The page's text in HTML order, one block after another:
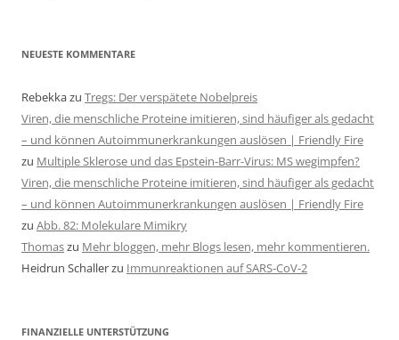
NEUESTE KOMMENTARE
Rebekkazu Tregs: Der verspätete Nobelpreis
Viren, die menschliche Proteine imitieren, sind häufiger als gedacht
– und können Autoimmunerkrankungen auslösen | Friendly Fire
zu Multiple Sklerose und das Epstein-Barr-Virus: MS wegimpfen?
Viren, die menschliche Proteine imitieren, sind häufiger als gedacht
– und können Autoimmunerkrankungen auslösen | Friendly Fire
zu Abb. 82: Molekulare Mimikry
Thomaszu Mehr bloggen, mehr Blogs lesen, mehr kommentieren.
Heidrun Schallerzu Immunreaktionen auf SARS-CoV-2
FINANZIELLE UNTERSTÜTZUNG